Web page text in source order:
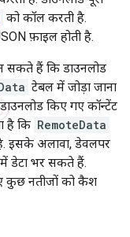
को कॉल करती है.
फ़ाइल होती है.
सकते हैं कि डाउनलोड
टेबल में जोड़ा जाना
किए गए कॉन्टेंट
है कि RemoteData
इसके अलावा, डेवलपर
डेटा भर सकते हैं.
कुछ नतीजों को कैश